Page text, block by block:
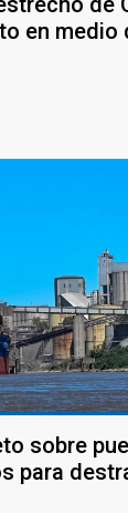
en medio
sobre
para